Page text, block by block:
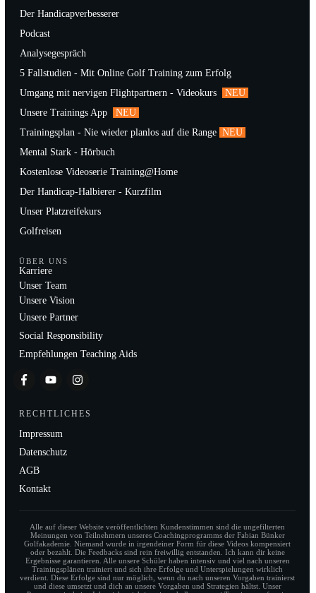
Der Handicapverbesserer
Podcast
Analysegespräch
5 Fallstudien - Mit Online Golf Training zum Erfolg
Umgang mit nervigen Flightpartnern - Videokurs
NEU
Unsere Trainings App
NEU
Trainingsplan - Nie wieder planlos auf die Range NEU
Mental Stark - Hörbuch
Kostenlose Videoserie Training@Home
Der Handicap-Halbierer - Kurzfilm
Unser Platzreifekurs
Golfreisen
ÜBER UNS
Karriere
Unser Team
Unsere Vision
Unsere Partner
Social Responsibility
Empfehlungen Teaching Aids
RECHTLICHES
Impressum
Datenschutz
AGB
Kontakt
Alle auf dieser Website veröffentlichten Kundenstimmen sind die ungefilterten
Meinungen von Teilnehmern unseres Coachingprogramms der Fabian Bünker
Golfakademie. Niemand wurde in irgendeiner Form für diese Videos kompensiert
oder bezahlt. Die Feedbacks sind rein freiwillig entstanden. Ich kann dir keine
Ergebnisse garantieren. Alle unsere Schüler haben intensiv und viel nach unseren
Trainingsplänen trainiert und sich ihre Erfolge und Unterspielungen wirklich
verdient. Diese Erfolge sind nur möglich, wenn du nach unseren Vorgaben trainierst
und diese umsetzt und dich an unsere Vorgaben und Strategien hältst. Unser